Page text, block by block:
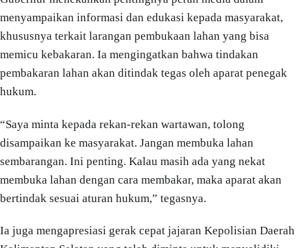
menyampaikan informasi dan edukasi kepada masyarakat,
khususnya terkait larangan pembukaan lahan yang bisa
memicu kebakaran. Ia mengingatkan bahwa tindakan
pembakaran lahan akan ditindak tegas oleh aparat penegak
hukum.
“Saya minta kepada rekan-rekan wartawan, tolong
disampaikan ke masyarakat. Jangan membuka lahan
sembarangan. Ini penting. Kalau masih ada yang nekat
membuka lahan dengan cara membakar, maka aparat akan
bertindak sesuai aturan hukum,” tegasnya.
Ia juga mengapresiasi gerak cepat jajaran Kepolisian Daerah